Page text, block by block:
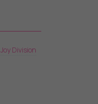
Joy Division